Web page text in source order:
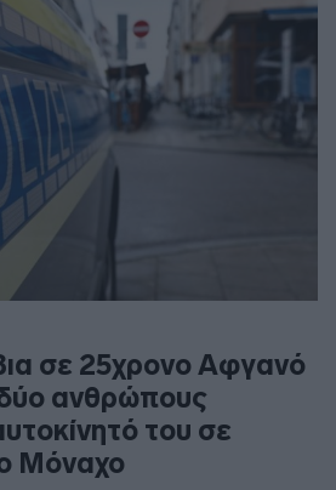
σε 25χρονο Αφγανό
ανθρώπους
του σε
Μόναχο